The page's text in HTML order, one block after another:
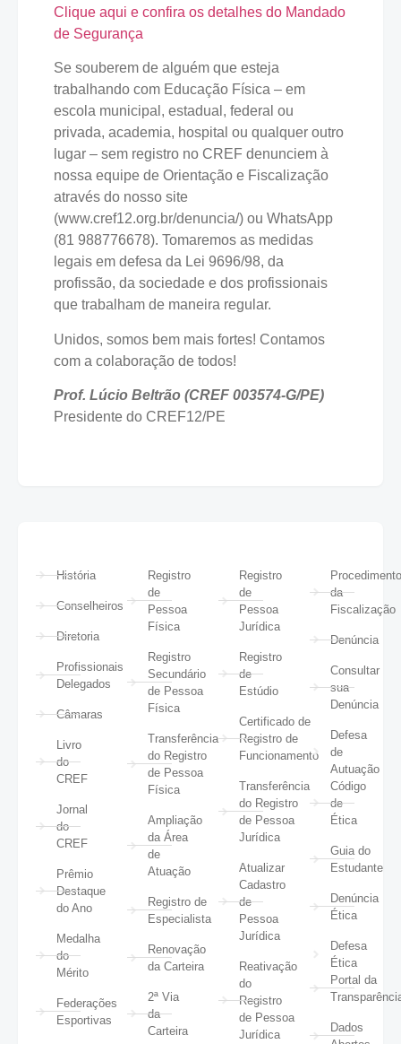
Clique aqui e confira os detalhes do Mandado
de Segurança
Se souberem de alguém que esteja
trabalhando com Educação Física – em
escola municipal, estadual, federal ou
privada, academia, hospital ou qualquer outro
lugar – sem registro no CREF denunciem à
nossa equipe de Orientação e Fiscalização
através do nosso site
(www.cref12.org.br/denuncia/) ou WhatsApp
(81 988776678). Tomaremos as medidas
legais em defesa da Lei 9696/98, da
profissão, da sociedade e dos profissionais
que trabalham de maneira regular.
Unidos, somos bem mais fortes! Contamos
com a colaboração de todos!
Prof. Lúcio Beltrão (CREF 003574-G/PE)
Presidente do CREF12/PE
História
Conselheiros
Diretoria
Profissionais
Delegados
Câmaras
Livro
do
CREF
Jornal
do
CREF
Prêmio
Destaque
do Ano
Medalha
do
Mérito
Federações
Esportivas
Registro
de
Pessoa
Física
Registro
Secundário
de Pessoa
Física
Transferência
do Registro
de Pessoa
Física
Ampliação
da Área
de
Atuação
Registro de
Especialista
Renovação
da Carteira
2ª Via
da
Carteira
Registro
de
Pessoa
Jurídica
Registro
de
Estúdio
Certificado de
Registro de
Funcionamento
Transferência
do Registro
de Pessoa
Jurídica
Atualizar
Cadastro
de
Pessoa
Jurídica
Reativação
do
Registro
de Pessoa
Jurídica
da
Fiscalização
Denúncia
Consultar
sua
Denúncia
Defesa
de
Autuação
Código
de
Ética
Guia do
Estudante
Denúncia
Ética
Defesa
Ética
Portal da
Dados